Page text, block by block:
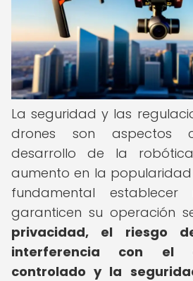
La seguridad y las
drones son aspectos
desarrollo de la
aumento en la popularidad
fundamental establecer
garanticen su operación
privacidad, el riesgo
interferencia con el
controlado y la